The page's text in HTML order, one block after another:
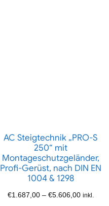
AC Steigtechnik „PRO-S
250“ mit
Montageschutzgeländer,
Profi-Gerüst, nach DIN EN
1004 & 1298
€1.687,00– €5.606,00 inkl.